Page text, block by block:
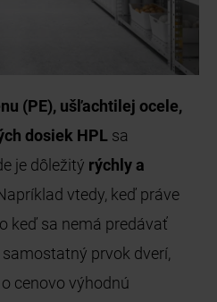
(PE), ušľachtilej ocele,
dosiek HPL sa
je dôležitý rýchly a
vtedy, keď práve
keď sa nemá predávať
prvok dverí,
cenovo výhodnú